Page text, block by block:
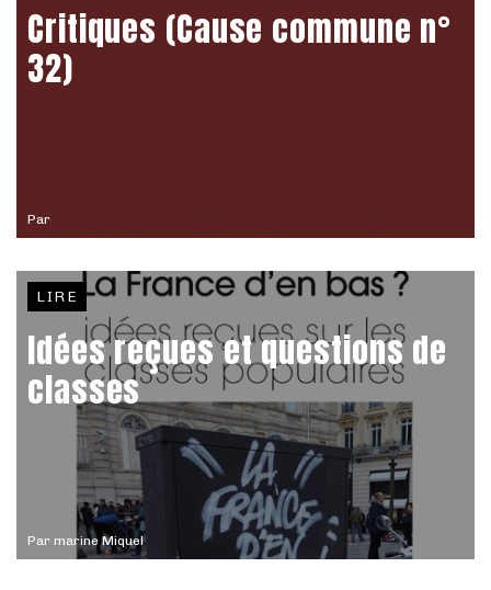
Par
Critiques (Cause commune n°
32)
Par marine Miquel
LIRE
Idées reçues et questions de
classes